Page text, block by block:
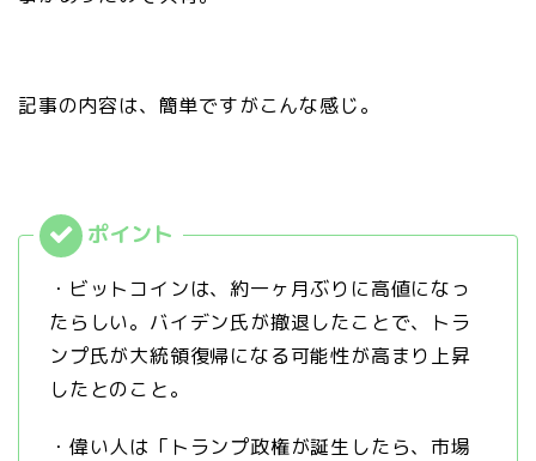
記事の内容は、簡単ですがこんな感じ。
・ビットコインは、約一ヶ月ぶりに高値になっ
たらしい。バイデン氏が撤退したことで、トラ
ンプ氏が大統領復帰になる可能性が高まり上昇
したとのこと。
・偉い人は「トランプ政権が誕生したら、市場